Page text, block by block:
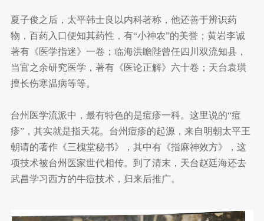
夏子俊之后，太平韩士良以内科著称，他还善于辨识药
物，百药入口便知其药性，有“小神农”的美誉；黄岩李诚
著有《医学指迷》一卷；临海洪瞻陛曾任四川双流知县，
当官之余研究医学，著有《医论正解》六十卷；天台袁璜
擅长伤寒温病等等。
台州医学流派中，最有特色的是痘疹一科。这里说的“痘
疹”，其实就是指天花。台州痘疹的起源，来自明朝太平王
朝请的著作《三槐堂秘书》，其中有《指麻神效方》，这
项技术被台州医家世代相传。到了清末，天台赵廷海还去
武昌学习西方的牛痘技术，归来后推广。